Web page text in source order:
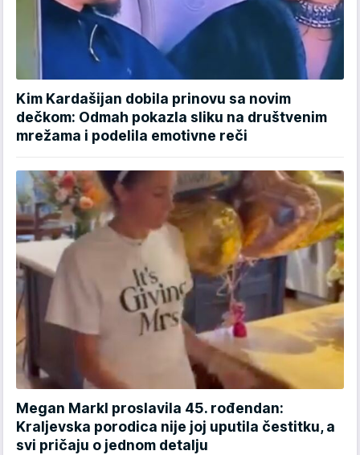
Kim Kardašijan dobila prinovu sa novim
dečkom: Odmah pokazla sliku na društvenim
mrežama i podelila emotivne reči
Megan Markl proslavila 45. rođendan:
Kraljevska porodica nije joj uputila čestitku, a
svi pričaju o jednom detalju